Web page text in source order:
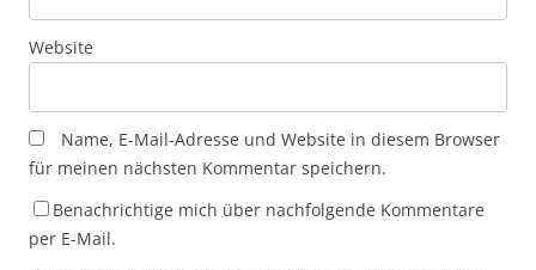
Website
Name, E-Mail-Adresse und Website in diesem Browser
für meinen nächsten Kommentar speichern.
Benachrichtige mich über nachfolgende Kommentare
per E-Mail.